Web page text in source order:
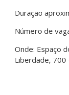
Duração
Número de
Onde: Espaço
Liberdade, 700